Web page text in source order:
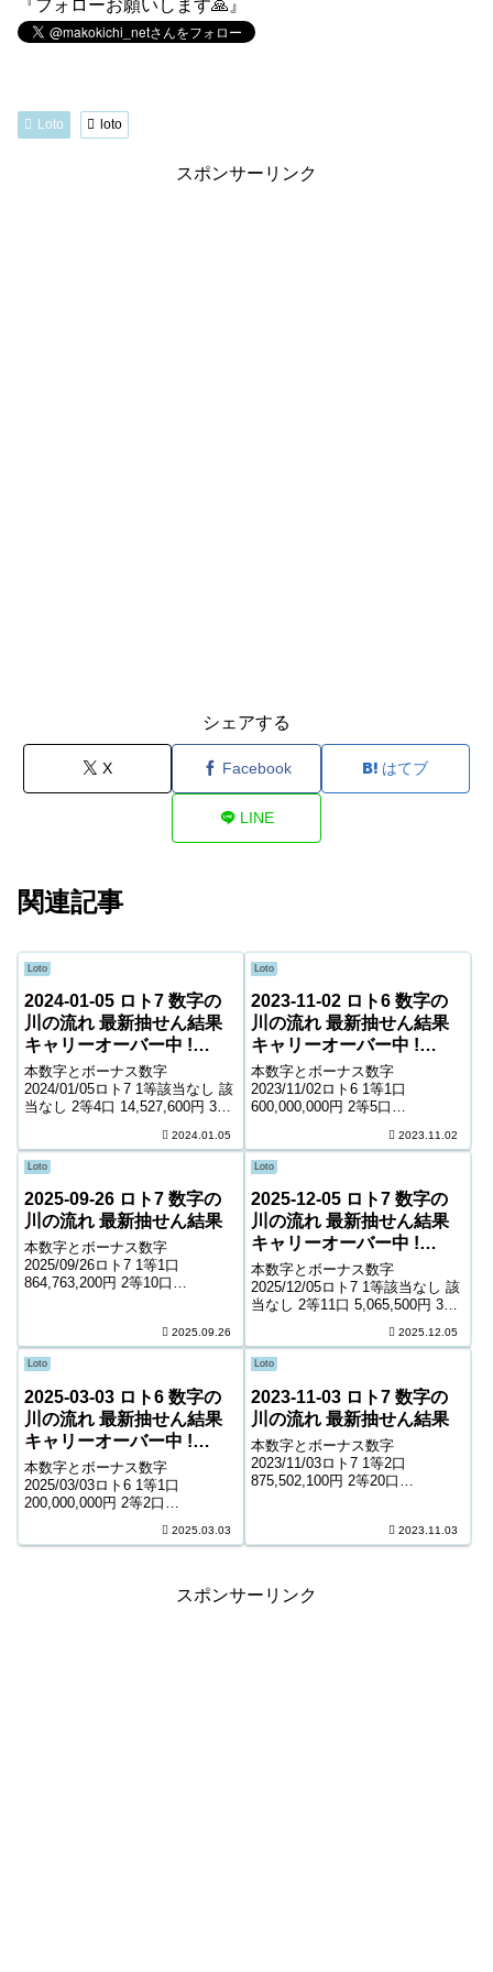
『フォローお願いします🙏』
Loto loto
スポンサーリンク
シェアする
X Facebook はてブ
LINE
関連記事
Loto
2024-01-05 ロト7 数字の
川の流れ 最新抽せん結果
キャリーオーバー中 !
732,601,355円
本数字とボーナス数字
2024/01/05ロト7 1等該当なし 該
当なし 2等4口 14,527,600円 3等
10,700円 5等72,365口 1,600円 6
等122,241口 1,100円...
2024.01.05
Loto
2023-11-02 ロト6 数字の
川の流れ 最新抽せん結果
キャリーオーバー中 !
135,376,643円
本数字とボーナス数字
2023/11/02ロト6 1等1口
600,000,000円 2等5口
円 4等13,287口 6,800円 5等
215,515口 1,000円 キャリーオー
バー ...
2023.11.02
Loto
2025-09-26 ロト7 数字の
川の流れ 最新抽せん結果
本数字とボーナス数字
2025/09/26ロト7 1等1口
864,763,200円 2等10口
1,600円 6等137,997口 ...2025.09.26
Loto
2025-12-05 ロト7 数字の
川の流れ 最新抽せん結果
キャリーオーバー中 !
866,671,845円
本数字とボーナス数字
2025/12/05ロト7 1等該当なし 該
当なし 2等11口 5,065,500円 3等
4,900円 5等111,582口 1,100円 6
等165,047口 900円 ...
2025.12.05
Loto
2025-03-03 ロト6 数字の
川の流れ 最新抽せん結果
キャリーオーバー中 !
46,177,490円
本数字とボーナス数字
2025/03/03ロト6 1等1口
200,000,000円 2等2口
円 4等7,633口 11,000円 5等2025.03.03
Loto
2023-11-03 ロト7 数字の
川の流れ 最新抽せん結果
本数字とボーナス数字
2023/11/03ロト7 1等2口
875,502,100円 2等20口
口 1,200円 6等208,190口...2023.11.03
スポンサーリンク